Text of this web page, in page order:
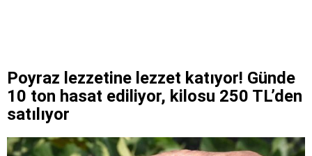
Poyraz lezzetine lezzet katıyor! Günde
10 ton hasat ediliyor, kilosu 250 TL’den
satılıyor